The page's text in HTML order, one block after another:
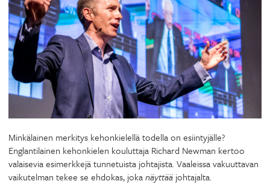
Minkälainen merkitys kehonkielellä todella on esiintyjälle?
Englantilainen kehonkielen kouluttaja Richard Newman kertoo
valaisevia esimerkkejä tunnetuista johtajista. Vaaleissa vakuuttavan
vaikutelman tekee se ehdokas, jokanäyttää johtajalta.